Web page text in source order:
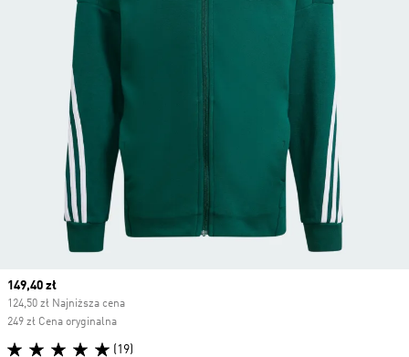
Current price
149,40 zł
124,50 zł Najniższa cena
249 zł Cena oryginalna
(19)